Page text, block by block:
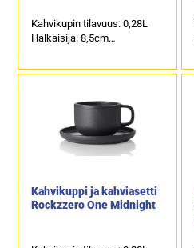
Kahvikupin tilavuus: 0,28L
Halkaisija: 8,5cm
Kahvikuppi ja kahviasetti
Rockzzero One Midnight